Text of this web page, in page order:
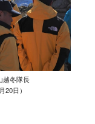
越冬隊長
日）